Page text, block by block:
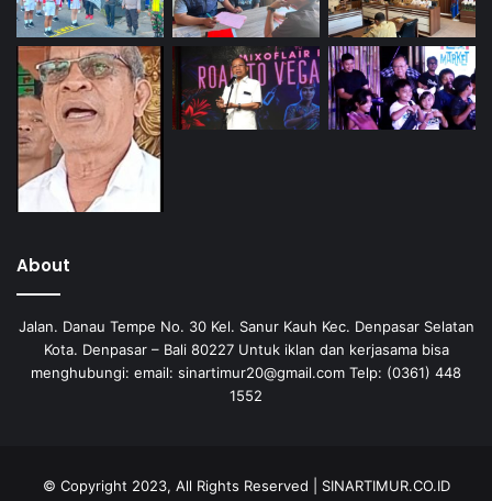
About
Jalan. Danau Tempe No. 30 Kel. Sanur Kauh Kec. Denpasar Selatan
Kota. Denpasar – Bali 80227 Untuk iklan dan kerjasama bisa
menghubungi: email: sinartimur20@gmail.com Telp: (0361) 448
1552
© Copyright 2023, All Rights Reserved | SINARTIMUR.CO.ID